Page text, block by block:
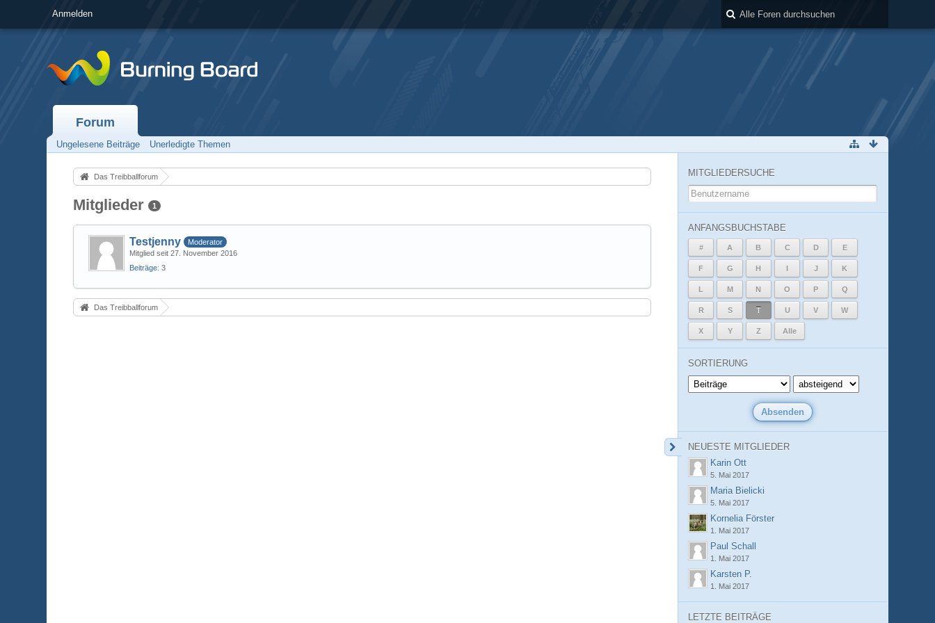
Anmelden
Forum
Ungelesene Beiträge Unerledigte Themen
Das Treibballforum
Mitglieder 1
Testjenny
Moderator
Mitglied seit 27. November 2016
Beiträge 3
Das Treibballforum
MITGLIEDERSUCHE
ANFANGSBUCHSTABE
# A B C D E
F G H I J K
L M N O P Q
R S T U V W
X Y Z Alle
SORTIERUNG
NEUESTE MITGLIEDER
Karin Ott
5. Mai 2017
Maria Bielicki
5. Mai 2017
Kornelia Förster
1. Mai 2017
Paul Schall
1. Mai 2017
Karsten P.
1. Mai 2017
LETZTE BEITRÄGE